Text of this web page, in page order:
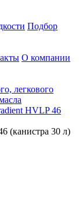
Подбор
О компании
легкового
HVLP 46
(канистра 30 л)